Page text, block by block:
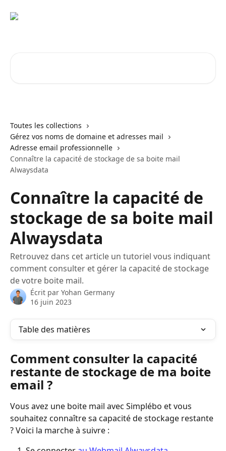
Toutes les collections
Gérez vos noms de domaine et adresses mail
Adresse email professionnelle
Connaître la capacité de stockage de sa boite mail
Alwaysdata
Connaître la capacité de
stockage de sa boite mail
Alwaysdata
Retrouvez dans cet article un tutoriel vous indiquant
comment consulter et gérer la capacité de stockage
de votre boite mail.
Écrit par Yohan Germany
16 juin 2023
Table des matières
Comment consulter la capacité
restante de stockage de ma boite
email ?
Vous avez une boite mail avec Simplébo et vous
souhaitez connaître sa capacité de stockage restante
? Voici la marche à suivre :